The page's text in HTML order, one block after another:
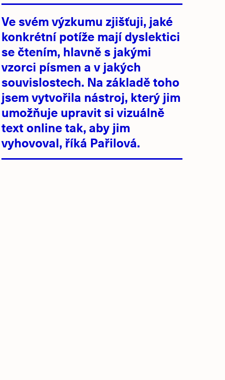
Ve svém výzkumu zjišťuji, jaké
konkrétní potíže mají dyslektici
se čtením, hlavně s jakými
vzorci písmen a v jakých
souvislostech. Na základě toho
jsem vytvořila nástroj, který jim
umožňuje upravit si vizuálně
text online tak, aby jim
vyhovoval, říká Pařilová.